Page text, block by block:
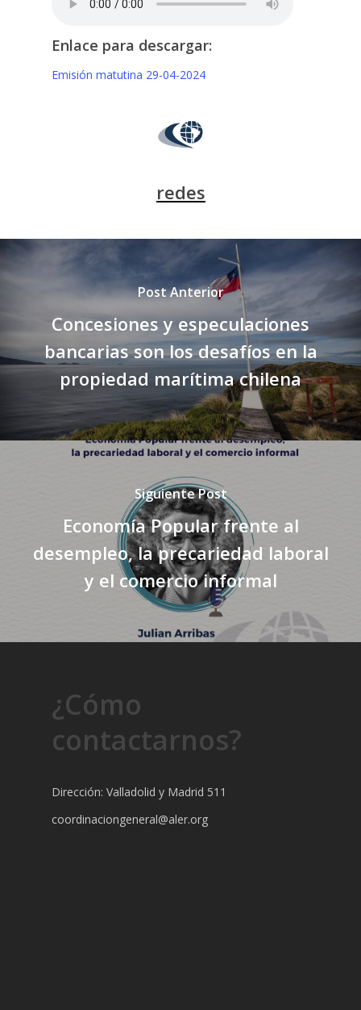
Enlace para descargar:
Emisión matutina 29-04-2024
redes
Post Anterior
Concesiones y especulaciones
bancarias son los desafíos en la
propiedad marítima chilena
Siguiente Post
Economía Popular frente al
desempleo, la precariedad laboral
y el comercio informal
¿Cómo
contactarnos?
Dirección: Valladolid y Madrid 511
coordinaciongeneral@aler.org